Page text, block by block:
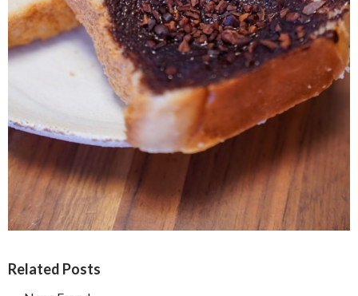
Related Posts